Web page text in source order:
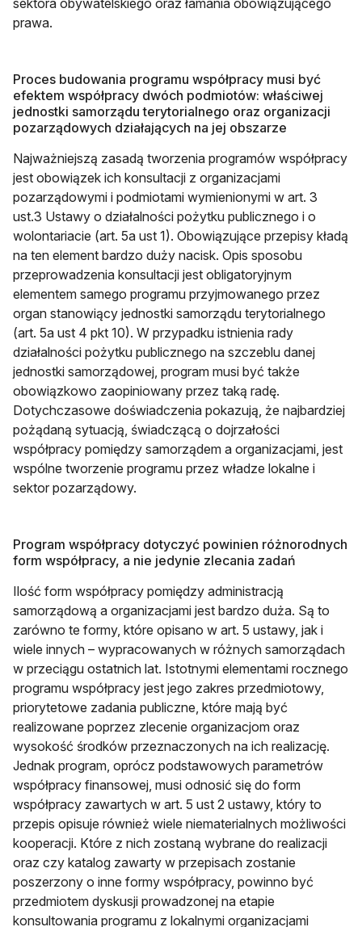
prawa.
Proces budowania programu współpracy musi być
efektem współpracy dwóch podmiotów: właściwej
jednostki samorządu terytorialnego oraz organizacji
pozarządowych działających na jej obszarze
Najważniejszą zasadą tworzenia programów współpracy
jest obowiązek ich konsultacji z organizacjami
pozarządowymi i podmiotami wymienionymi w art. 3
ust.3 Ustawy o działalności pożytku publicznego i o
wolontariacie (art. 5a ust 1). Obowiązujące przepisy kładą
na ten element bardzo duży nacisk. Opis sposobu
przeprowadzenia konsultacji jest obligatoryjnym
elementem samego programu przyjmowanego przez
organ stanowiący jednostki samorządu terytorialnego
(art. 5a ust 4 pkt 10). W przypadku istnienia rady
działalności pożytku publicznego na szczeblu danej
jednostki samorządowej, program musi być także
obowiązkowo zaopiniowany przez taką radę.
Dotychczasowe doświadczenia pokazują, że najbardziej
pożądaną sytuacją, świadczącą o dojrzałości
współpracy pomiędzy samorządem a organizacjami, jest
wspólne tworzenie programu przez władze lokalne i
sektor pozarządowy.
Program współpracy dotyczyć powinien różnorodnych
form współpracy, a nie jedynie zlecania zadań
Ilość form współpracy pomiędzy administracją
samorządową a organizacjami jest bardzo duża. Są to
zarówno te formy, które opisano w art. 5 ustawy, jak i
wiele innych – wypracowanych w różnych samorządach
w przeciągu ostatnich lat. Istotnymi elementami rocznego
programu współpracy jest jego zakres przedmiotowy,
priorytetowe zadania publiczne, które mają być
realizowane poprzez zlecenie organizacjom oraz
wysokość środków przeznaczonych na ich realizację.
Jednak program, oprócz podstawowych parametrów
współpracy finansowej, musi odnosić się do form
współpracy zawartych w art. 5 ust 2 ustawy, który to
przepis opisuje również wiele niematerialnych możliwości
kooperacji. Które z nich zostaną wybrane do realizacji
oraz czy katalog zawarty w przepisach zostanie
poszerzony o inne formy współpracy, powinno być
przedmiotem dyskusji prowadzonej na etapie
konsultowania programu z lokalnymi organizacjami